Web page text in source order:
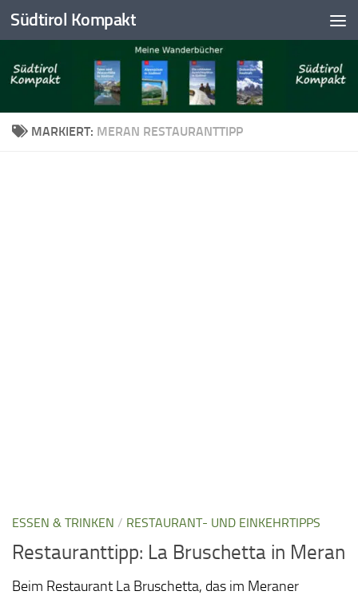
Skip to content
Südtirol Kompakt
MARKIERT: MERAN RESTAURANTTIPP
ESSEN & TRINKEN / RESTAURANT- UND EINKEHRTIPPS
Restauranttipp: La Bruschetta in Meran
Beim Restaurant La Bruschetta, das im Meraner